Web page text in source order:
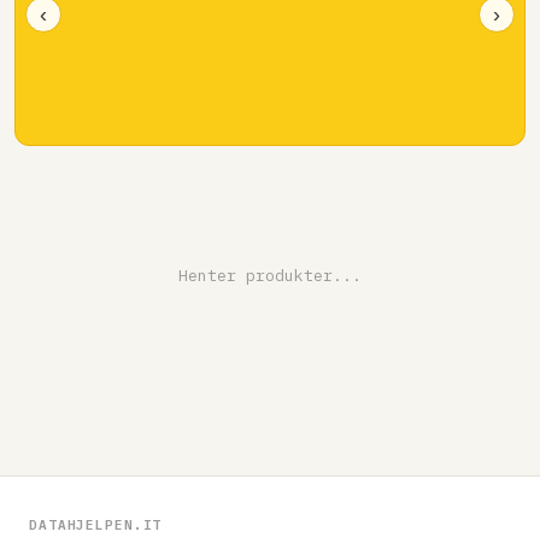
‹ ›
Henter produkter...
DATAHJELPEN.IT